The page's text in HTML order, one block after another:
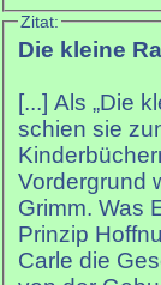
Zitat:
Die kleine
[...] Als „Die
schien sie
Vordergrund
Grimm. Was
Prinzip
Carle die